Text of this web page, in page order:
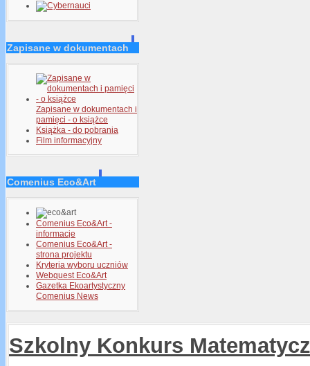
Zapisane w dokumentach
Zapisane w dokumentach i
pamięci - o książce
Książka - do pobrania
Film informacyjny
Comenius Eco&Art
Comenius Eco&Art -
informacje
Comenius Eco&Art -
strona projektu
Kryteria wyboru uczniów
Webquest Eco&Art
Gazetka Ekoartystyczny
Comenius News
Szkolny Konkurs